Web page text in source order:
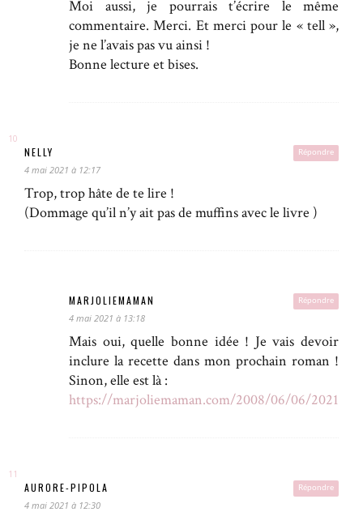
Moi aussi, je pourrais t’écrire le même
commentaire. Merci. Et merci pour le « tell »,
je ne l’avais pas vu ainsi !
Bonne lecture et bises.
Répondre
NELLY
4 mai 2021 à 12:17
Trop, trop hâte de te lire !
(Dommage qu’il n’y ait pas de muffins avec le livre )
Répondre
MARJOLIEMAMAN
4 mai 2021 à 13:18
Mais oui, quelle bonne idée ! Je vais devoir
inclure la recette dans mon prochain roman !
Sinon, elle est là :
https://marjoliemaman.com/2008/06/06/
Répondre
AURORE-PIPOLA
4 mai 2021 à 12:30